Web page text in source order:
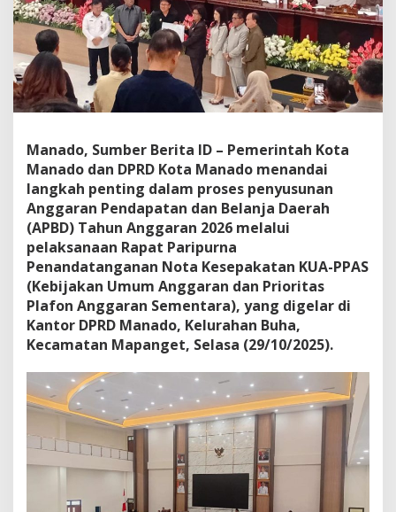
K
o
t
a
M
o
H
a
d
i
r
i
R
a
p
a
t
P
r
p
u
a
Manado, Sumber Berita ID – Pemerintah Kota
Manado dan DPRD Kota Manado menandai
langkah penting dalam proses penyusunan
Anggaran Pendapatan dan Belanja Daerah
(APBD) Tahun Anggaran 2026 melalui
pelaksanaan Rapat Paripurna
Penandatanganan Nota Kesepakatan KUA-PPAS
(Kebijakan Umum Anggaran dan Prioritas
Plafon Anggaran Sementara), yang digelar di
Kantor DPRD Manado, Kelurahan Buha,
Kecamatan Mapanget, Selasa (29/10/2025).